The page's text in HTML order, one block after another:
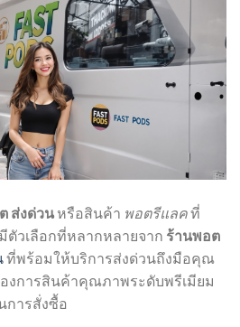
ส่งด่วน หรือสินค้า พอตรีแลคที่
ตัวเลือกที่หลากหลายจาก ร้านพอต
ที่พร้อมให้บริการส่งด่วนถึงมือคุณ
การสินค้าคุณภาพระดับพรีเมียม
การสั่งซื้อ